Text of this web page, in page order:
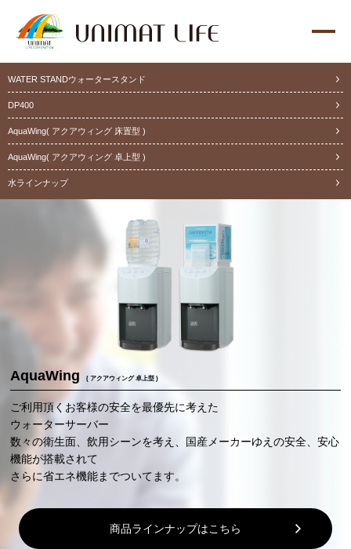
WATER STANDウォータースタンド
DP400
AquaWing( アクアウィング 床置型 )
AquaWing( アクアウィング 卓上型 )
水ラインナップ
AquaWing ( アクアウィング 卓上型 )
ご利用頂くお客様の安全を最優先に考えた
ウォーターサーバー
数々の衛生面、飲用シーンを考え、国産メーカーゆえの安全、安心
機能が搭載されて
さらに省エネ機能までついてます。
商品ラインナップはこちら